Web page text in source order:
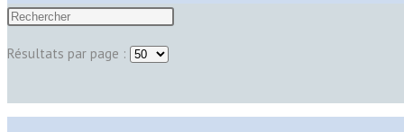
Résultats par page :